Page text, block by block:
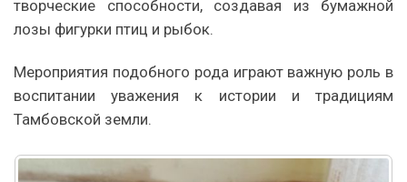
творческие способности, создавая из бумажной
лозы фигурки птиц и рыбок.
Мероприятия подобного рода играют важную роль в
воспитании уважения к истории и традициям
Тамбовской земли.